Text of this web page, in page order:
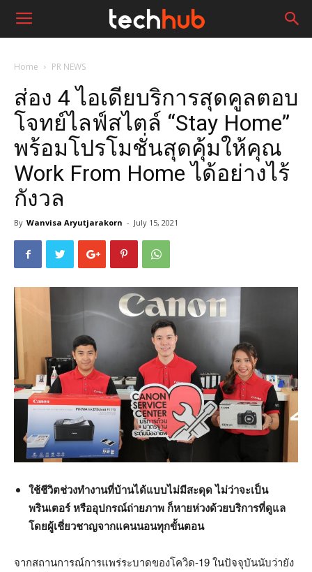
Home PR NEWS
ส่อง 4 ไอเดียบริการสุดคูลตอบ
โจทย์ไลฟ์สไตล์ “Stay Home”
พร้อมโปรโมชั่นสุดคุ้มให้คุณ
Work From Home ได้อย่างไร้
กังวล
By Wanvisa Aryutjarakorn - July 15, 2021
ใช้ชีวิตช่วงทำงานที่บ้านได้แบบไม่มีสะดุด ไม่ว่าจะเป็น
พรินเตอร์ หรืออุปกรณ์ถ่ายภาพ ก็หายห่วงด้วยบริการที่ดูแล
โดยผู้เชี่ยวชาญจากแคนนอนทุกขั้นตอน
จากสถานการณ์การแพร่ระบาดของโควิด-19 ในปัจจุบันนับว่ายัง